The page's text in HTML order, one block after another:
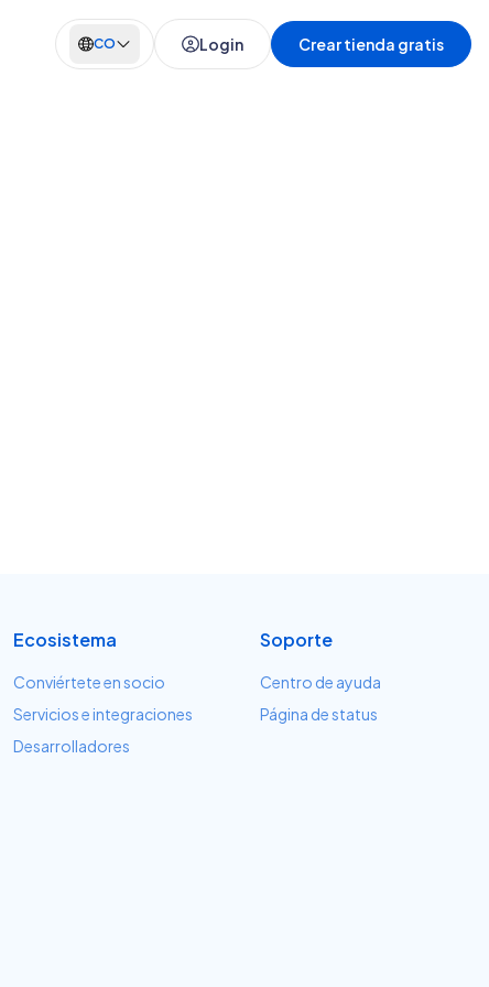
CO Login Crear tienda gratis
Ecosistema
Conviértete en socio
Servicios e integraciones
Desarrolladores
Soporte
Centro de ayuda
Página de status